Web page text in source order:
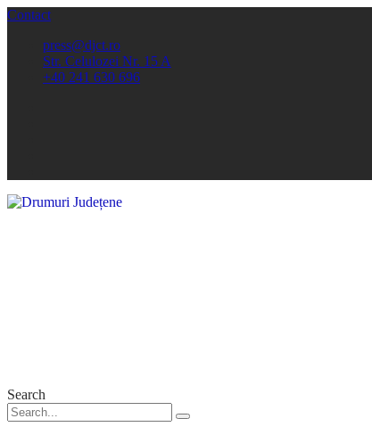
Contact
press@djct.ro
Str. Celulozei Nr. 15 A
+40 241 630 696
Search